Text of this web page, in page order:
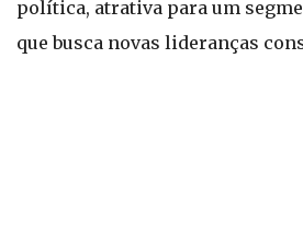
política, atrativa para um
que busca novas lideranças